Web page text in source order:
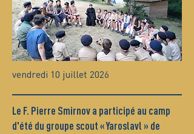
vendredi 10 juillet 2026
Le F. Pierre Smirnov a participé au camp
d'été du groupe scout « Yaroslavl » de